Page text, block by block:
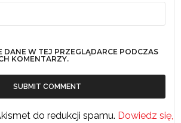
DANE W TEJ PRZEGLĄDARCE PODCZAS
KOMENTARZY.
do redukcji spamu. Dowiedz się,